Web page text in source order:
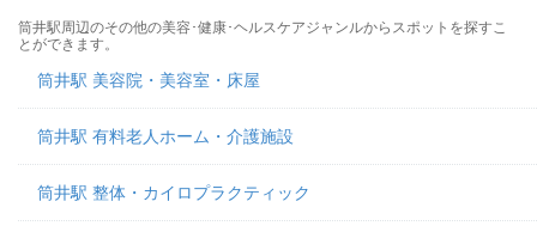
筒井駅周辺のその他の美容･健康･ヘルスケアジャンルからスポットを探すこ
とができます。
筒井駅 美容院・美容室・床屋
筒井駅 有料老人ホーム・介護施設
筒井駅 整体・カイロプラクティック